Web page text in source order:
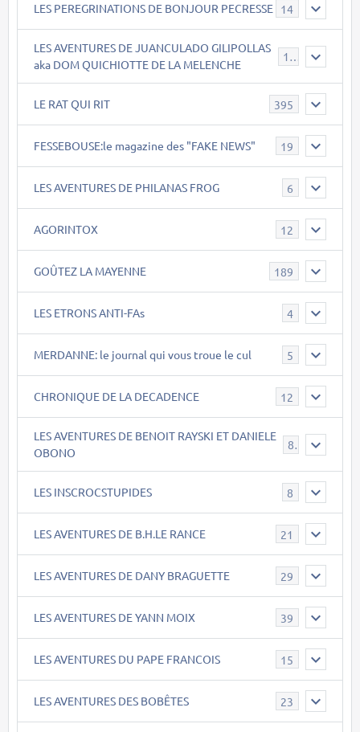
LES PEREGRINATIONS DE BONJOUR PECRESSE 14
LES AVENTURES DE JUANCULADO GILIPOLLAS
aka DOM QUICHIOTTE DE LA MELENCHE
119
LE RAT QUI RIT 395
FESSEBOUSE:le magazine des "FAKE NEWS" 19
LES AVENTURES DE PHILANAS FROG 6
AGORINTOX 12
GOÛTEZ LA MAYENNE 189
LES ETRONS ANTI-FAs 4
MERDANNE: le journal qui vous troue le cul 5
CHRONIQUE DE LA DECADENCE 12
LES AVENTURES DE BENOIT RAYSKI ET DANIELE
OBONO
8
LES INSCROCSTUPIDES 8
LES AVENTURES DE B.H.LE RANCE 21
LES AVENTURES DE DANY BRAGUETTE 29
LES AVENTURES DE YANN MOIX 39
LES AVENTURES DU PAPE FRANCOIS 15
LES AVENTURES DES BOBÊTES 23